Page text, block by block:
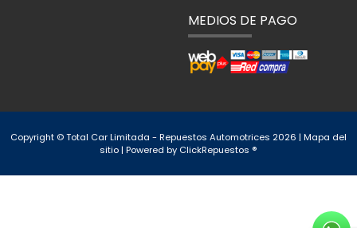
MEDIOS DE PAGO
Copyright © Total Car Limitada - Repuestos Automotrices 2026 | Mapa del
sitio| Powered by ClickRepuestos ®